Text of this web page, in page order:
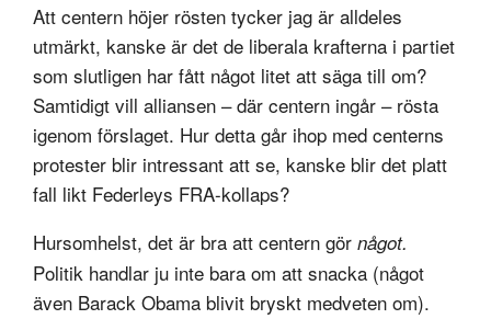
Att centern höjer rösten tycker jag är alldeles
utmärkt, kanske är det de liberala krafterna i partiet
som slutligen har fått något litet att säga till om?
Samtidigt vill alliansen – där centern ingår – rösta
igenom förslaget. Hur detta går ihop med centerns
protester blir intressant att se, kanske blir det platt
fall likt Federleys FRA-kollaps?
Hursomhelst, det är bra att centern gör något.
Politik handlar ju inte bara om att snacka (något
även Barack Obama blivit bryskt medveten om).